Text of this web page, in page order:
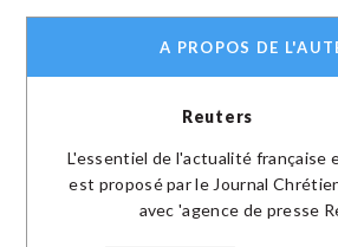
A PROPOS DE
Reuters
L'essentiel de l'actualité française
est proposé par le Journal
avec 'agence de presse